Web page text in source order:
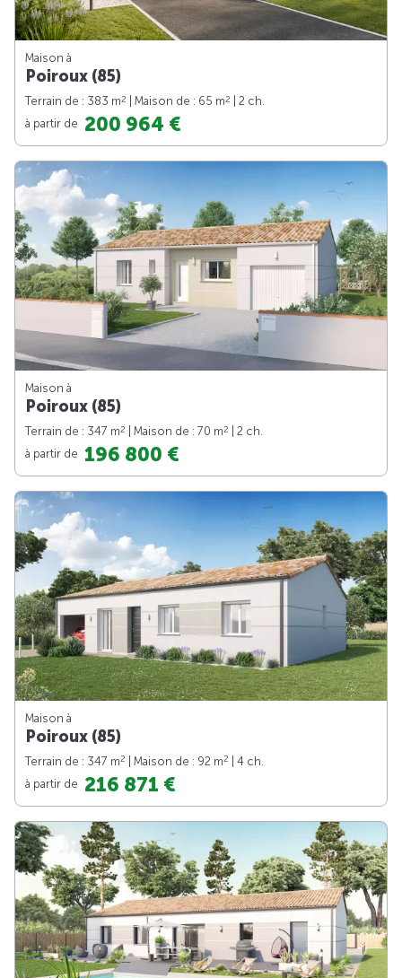
Maison à
Poiroux (85)
Terrain de : 383 m2 | Maison de : 65 m2
| 2 ch.
à partir de 200 964 €
Maison à
Poiroux (85)
Terrain de : 347 m2 | Maison de : 70 m2
| 2 ch.
à partir de 196 800 €
Maison à
Poiroux (85)
Terrain de : 347 m2 | Maison de : 92 m2
| 4 ch.
à partir de 216 871 €